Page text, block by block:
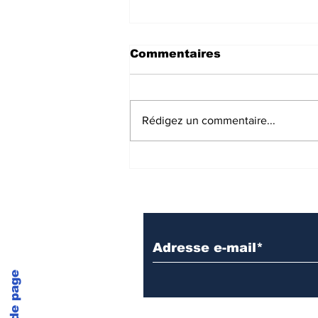
Commentaires
Rédigez un commentaire...